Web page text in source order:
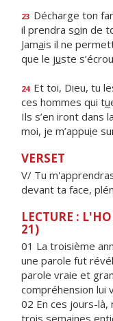
23 Décharge ton
il prendra soin de
Jamais il ne
que le juste
24 Et toi, Dieu, tu
ces hommes qui tu
Ils s’en iront dans
moi, je m’appuie
VERSET
V/ Tu
devant ta face,
LECTURE :
21)
01 La troisième
une parole fut
parole vraie et
compréhension lui
02 En ces jours-là,
trois semaines